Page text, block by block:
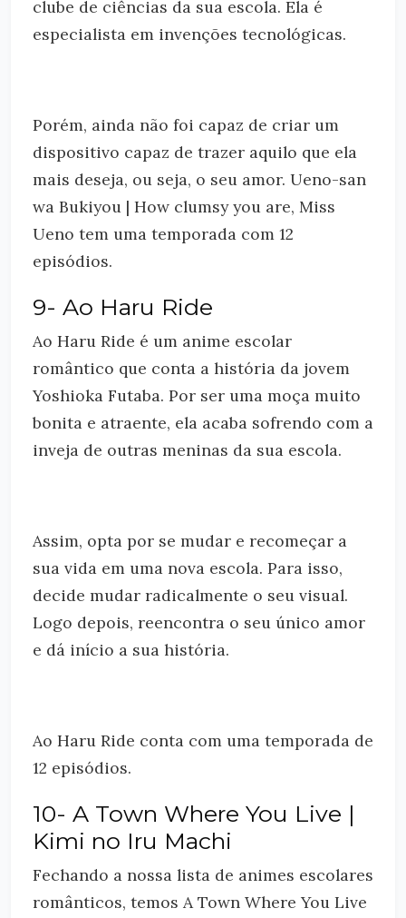
clube de ciências da sua escola. Ela é
especialista em invenções tecnológicas.
Porém, ainda não foi capaz de criar um
dispositivo capaz de trazer aquilo que ela
mais deseja, ou seja, o seu amor. Ueno-san
wa Bukiyou | How clumsy you are, Miss
Ueno tem uma temporada com 12
episódios.
9- Ao Haru Ride
Ao Haru Ride é um anime escolar
romântico que conta a história da jovem
Yoshioka Futaba. Por ser uma moça muito
bonita e atraente, ela acaba sofrendo com a
inveja de outras meninas da sua escola.
Assim, opta por se mudar e recomeçar a
sua vida em uma nova escola. Para isso,
decide mudar radicalmente o seu visual.
Logo depois, reencontra o seu único amor
e dá início a sua história.
Ao Haru Ride conta com uma temporada de
12 episódios.
10- A Town Where You Live |
Kimi no Iru Machi
Fechando a nossa lista de animes escolares
românticos, temos A Town Where You Live